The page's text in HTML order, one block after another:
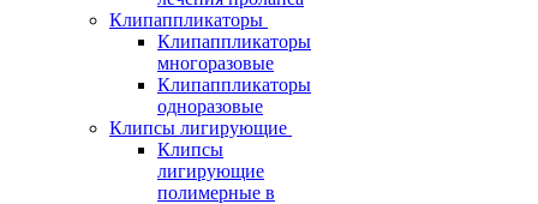
Клипаппликаторы
Клипаппликаторы
многоразовые
Клипаппликаторы
одноразовые
Клипсы лигирующие
Клипсы
лигирующие
полимерные в